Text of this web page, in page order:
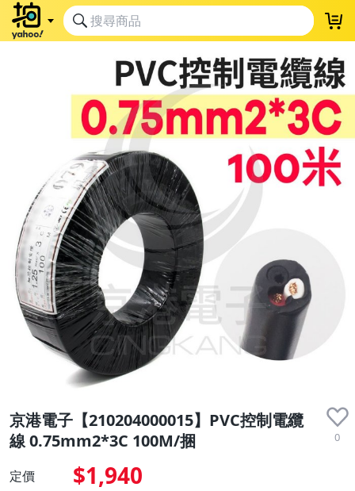
京港電子【210204000015】PVC控制電纜
線 0.75mm2*3C 100M/捆
0
定價 $1,940